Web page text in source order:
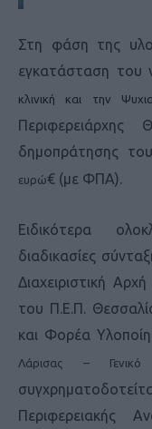
Στη φάση της
εγκατάσταση του
κλινική και την
δημοπράτησης
ευρώ€ (με ΦΠΑ).
Ειδικότερα
διαδικασίες
Διαχειριστική
του Π.Ε.Π.
και Φορέα
Λάρισας – Γενικό
Περιφερειακής